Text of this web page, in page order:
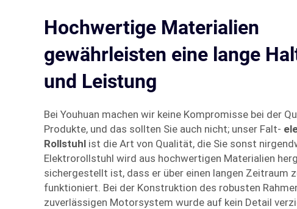
Hochwertige Materialien
gewährleisten eine lange
und Leistung
Bei Youhuan machen wir keine Kompromisse bei der
Produkte, und das sollten Sie auch nicht; unser Falt-
Rollstuhl ist die Art von Qualität, die Sie sonst
Elektrorollstuhl wird aus hochwertigen Materialien
sichergestellt ist, dass er über einen langen Zeitraum
funktioniert. Bei der Konstruktion des robusten
zuverlässigen Motorsystem wurde auf kein Detail